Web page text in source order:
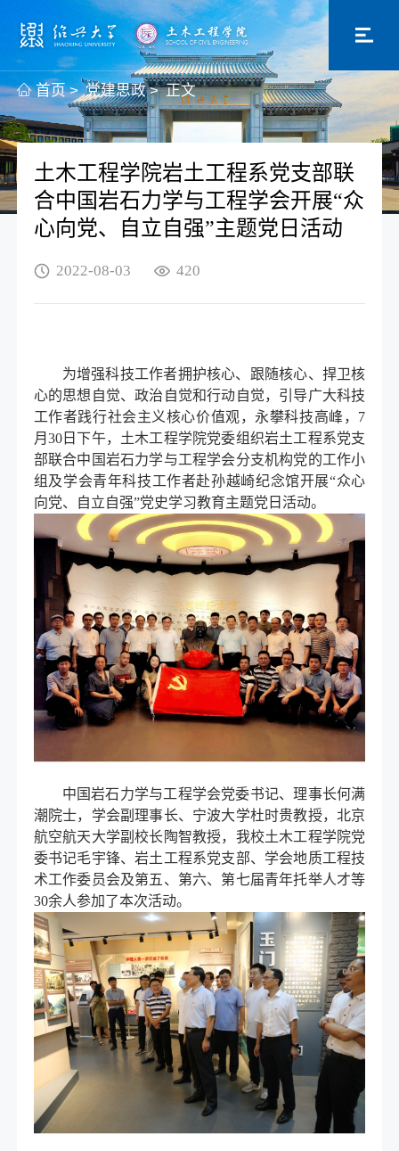
首页 > 党建思政 > 正文
土木工程学院岩土工程系党支部联
合中国岩石力学与工程学会开展“众
心向党、自立自强”主题党日活动
2022-08-03 420
为增强科技工作者拥护核心、跟随核心、捍卫核
心的思想自觉、政治自觉和行动自觉，引导广大科技
工作者践行社会主义核心价值观，永攀科技高峰， 7
月 30日下午， 土木工程学院党委组织岩土工程系党支
部联合中国岩石力学与工程学会分支机构党的工作小
组及学会青年科技工作者赴孙越崎纪念馆开展“众心
向党、自立自强”党史学习教育主题党日活动。
中国岩石力学与工程学会党委书记、理事长何满
潮院士，学会副理事长、宁波大学杜时贵教授，北京
航空航天大学副校长陶智教授，我校土木工程学院党
委书记毛宇锋、岩土工程系党支部、学会地质工程技
术工作委员会及第五、第六、第七届青年托举人才等
30余人参加了本次活动。